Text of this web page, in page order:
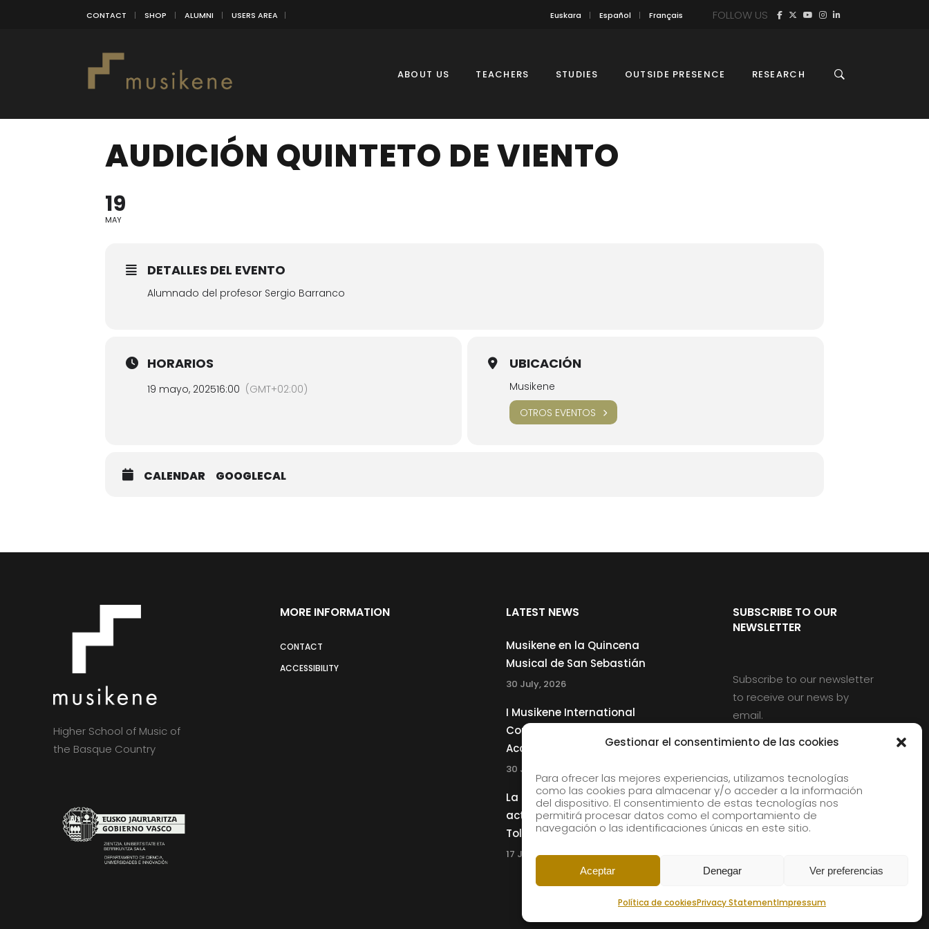
Gestionar el consentimiento de las cookies
Para ofrecer las mejores experiencias, utilizamos tecnologías
como las cookies para almacenar y/o acceder a la información
del dispositivo. El consentimiento de estas tecnologías nos
permitirá procesar datos como el comportamiento de
navegación o las identificaciones únicas en este sitio.
Aceptar Denegar Ver preferencias
Política de cookiesPrivacy StatementImpressum
CONTACT SHOP ALUMNI USERS AREA Euskara Español Français FOLLOW US
ABOUT US TEACHERS STUDIES OUTSIDE PRESENCE RESEARCH
AUDICIÓN QUINTETO DE VIENTO
19
MAY
DETALLES DEL EVENTO
Alumnado del profesor Sergio Barranco
HORARIOS
19 mayo, 202516:00 (GMT+02:00)
UBICACIÓN
Musikene
OTROS EVENTOS
CALENDAR GOOGLECAL
Higher School of Music of
the Basque Country
MORE INFORMATION
CONTACT
ACCESSIBILITY
LATEST NEWS
Musikene en la Quincena
Musical de San Sebastián
30 July, 2026
I Musikene International
Competition for Young
Accordionists
30 July, 2026
La Musikene Big Band
actuará junto a Charles
Tolliver en el 61 Jazzaldia
17 July, 2026
SUBSCRIBE TO OUR
NEWSLETTER
Subscribe to our newsletter
to receive our news by
email.